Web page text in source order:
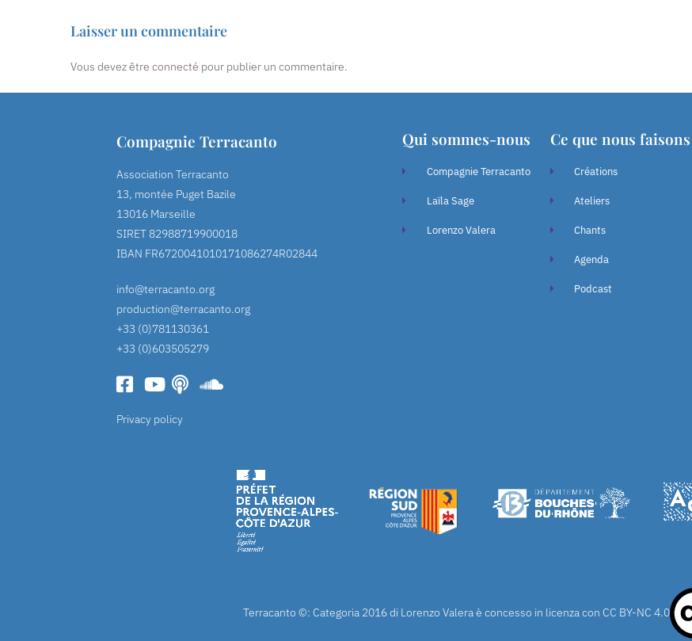
Laisser un commentaire
Vous devez être connecté pour publier un commentaire.
Compagnie Terracanto
Association Terracanto
13, montée Puget Bazile
13016 Marseille
SIRET 82988719900018
IBAN FR6720041010171086274R02844
info@terracanto.org
production@terracanto.org
+33 (0)781130361
+33 (0)603505279
Privacy policy
Qui sommes-nous
Compagnie Terracanto
Laïla Sage
Lorenzo Valera
Ce que nous faisons
Créations
Ateliers
Chants
Agenda
Podcast
Terracanto ©: Categoria 2016 di Lorenzo Valera è concesso in licenza con CC BY-NC 4.0